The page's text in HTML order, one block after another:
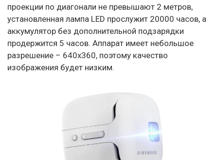
проекции по диагонали не превышают 2 метров,
установленная лампа LED прослужит 20000 часов, а
аккумулятор без дополнительной подзарядки
продержится 5 часов. Аппарат имеет небольшое
разрешение – 640х360, поэтому качество
изображения будет низким.